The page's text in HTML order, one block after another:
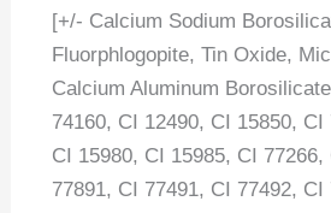
[+/- Calcium Sodium
Fluorphlogopite, Tin Oxide,
Calcium Aluminum
74160, CI 12490, CI 15850, CI
CI 15980, CI 15985, CI 77266,
77891, CI 77491, CI 77492, CI